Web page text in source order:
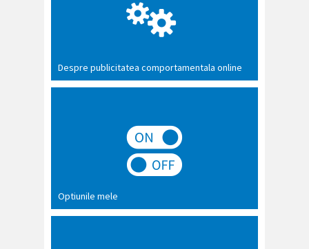
Despre publicitatea comportamentala online
Optiunile mele